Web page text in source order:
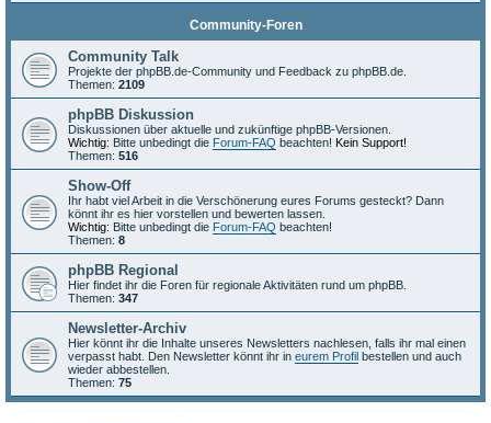
Community-Foren
Community Talk
Projekte der phpBB.de-Community und Feedback zu phpBB.de.
Themen: 2109
phpBB Diskussion
Diskussionen über aktuelle und zukünftige phpBB-Versionen.
Wichtig: Bitte unbedingt die Forum-FAQ beachten! Kein Support!
Themen: 516
Show-Off
Ihr habt viel Arbeit in die Verschönerung eures Forums gesteckt? Dann
könnt ihr es hier vorstellen und bewerten lassen.
Wichtig: Bitte unbedingt die Forum-FAQ beachten!
Themen: 8
phpBB Regional
Hier findet ihr die Foren für regionale Aktivitäten rund um phpBB.
Themen: 347
Newsletter-Archiv
Hier könnt ihr die Inhalte unseres Newsletters nachlesen, falls ihr mal einen
verpasst habt. Den Newsletter könnt ihr in eurem Profil bestellen und auch
wieder abbestellen.
Themen: 75